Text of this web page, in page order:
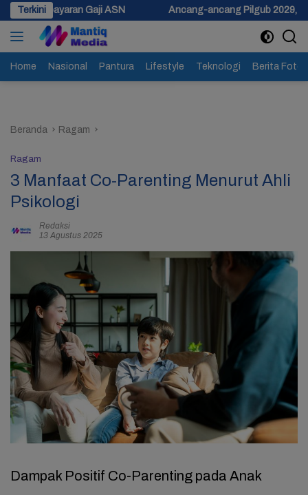
Langsung
ke
konten
Terkini
ASN Ancang-ancang Pilgub 2029, Pemprov Jateng
Home Nasional Pantura Lifestyle Teknologi Berita Foto
Beranda Ragam
Ragam
3 Manfaat Co-Parenting Menurut Ahli
Psikologi
Redaksi
13 Agustus 2025
Dampak Positif Co-Parenting pada Anak